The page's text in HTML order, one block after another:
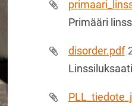
Primääri
disorder.pdf